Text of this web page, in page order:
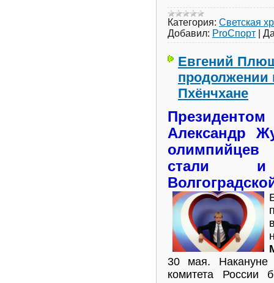
Категория: Светская
Добавил: ProСпорт
Евгений
продолжении
Пхёнчхане
Александр
стали и
30 мая. Накануне
комитета России